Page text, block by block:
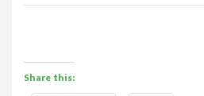
Share this: